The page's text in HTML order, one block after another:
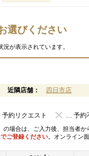
選びください
が表示されています。
近隣店舗： 四日市店
約リクエスト … 予約
場合は、ご入力後、担当者
ご登録ください。オンライン